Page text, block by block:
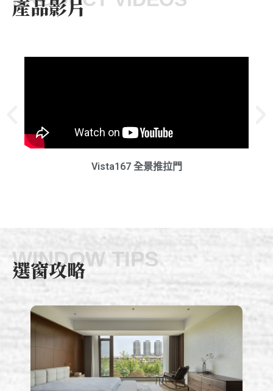
產品影片
Vista167 全景推拉門
WINDOW TIPS
選窗攻略